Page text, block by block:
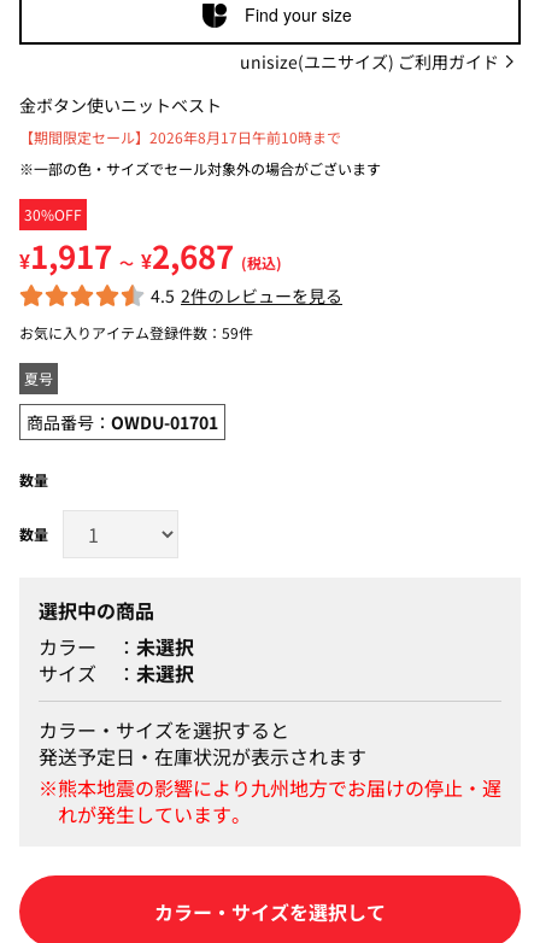
Find your size
unisize(ユニサイズ) ご利用ガイド
金ボタン使いニットベスト
30%OFF
【期間限定セール】2026年8月17日午前10時まで
※一部の色・サイズでセール対象外の場合がございます
¥1,917 ～ ¥2,687 (税込)
4.5 2件のレビューを見る
お気に入りアイテム登録件数： 59件
夏号
商品番号： OWDU-01701
数量
選択中の商品
カラー
未選択
サイズ
未選択
カラー・サイズを選択すると
発送予定日・在庫状況が表示されます
カラー・サイズを選択して